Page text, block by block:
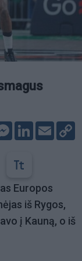
Messenger
LinkedIn
Email
Europos
iš Rygos,
į Kauną, o iš